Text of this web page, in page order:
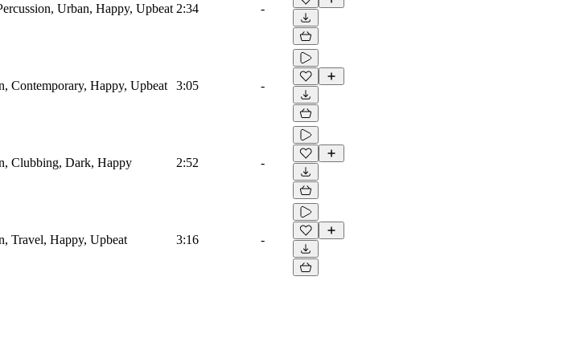
Urban, Happy, Upbeat 2:34 -
Contemporary, Happy, Upbeat 3:05 -
Clubbing, Dark, Happy 2:52 -
Travel, Happy, Upbeat 3:16 -